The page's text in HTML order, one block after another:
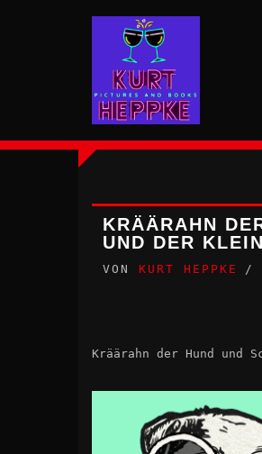
KRÄÄRAHN
UND DER
VON KURT HEPPKE
Kräärahn der Hund und